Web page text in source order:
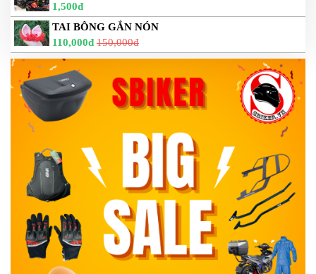
1,500đ
TAI BÔNG GẮN NÓN
110,000đ 150,000đ